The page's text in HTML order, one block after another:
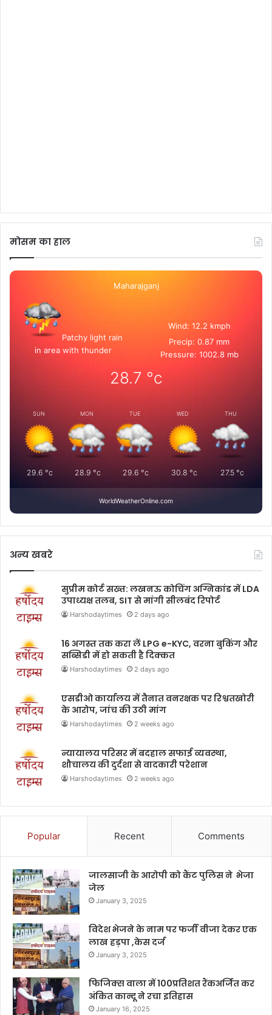
मोसम का हाल
Maharajganj
Patchy light rain
in area with thunder
Wind: 12.2 kmph
Precip: 0.87 mm
Pressure: 1002.8 mb
28.7 °c
SUN
29.6 °c
MON
28.9 °c
TUE
29.6 °c
WED
30.8 °c
THU
27.5°c
WorldWeatherOnline.com
अन्य खबरे
सुप्रीम कोर्ट सख्त: लखनऊ कोचिंग अग्निकांड में LDA
उपाध्यक्ष तलब, SIT से मांगी सीलबंद रिपोर्ट
Harshodaytimes 2 days ago
16 अगस्त तक करा लें LPG e-KYC, वरना बुकिंग और
सब्सिडी में हो सकती है दिक्कत
Harshodaytimes 2 days ago
एसडीओ कार्यालय में तैनात वनरक्षक पर रिश्वतखोरी
के आरोप, जांच की उठी मांग
Harshodaytimes 2 weeks ago
न्यायालय परिसर में बदहाल सफाई व्यवस्था,
शौचालय की दुर्दशा से वादकारी परेशान
Harshodaytimes 2 weeks ago
Popular Recent Comments
जालसाजी के आरोपी को कैंट पुलिस ने भेजा
जेल
January 3, 2025
विदेश भेजने के नाम पर फर्जी वीजा देकर एक
लाख हड़पा ,केस दर्ज
January 3, 2025
फिजिक्स वाला में 100प्रतिशत रैंकअर्जित कर
अंकित कान्दू ने रचा इतिहास
January 16, 2025